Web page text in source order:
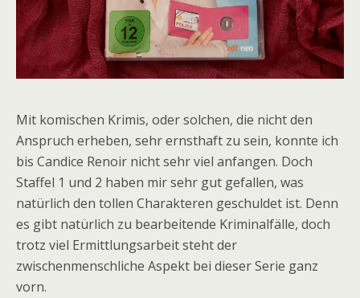
Mit komischen Krimis, oder solchen, die nicht den
Anspruch erheben, sehr ernsthaft zu sein, konnte ich
bis Candice Renoir nicht sehr viel anfangen. Doch
Staffel 1 und 2 haben mir sehr gut gefallen, was
natürlich den tollen Charakteren geschuldet ist. Denn
es gibt natürlich zu bearbeitende Kriminalfälle, doch
trotz viel Ermittlungsarbeit steht der
zwischenmenschliche Aspekt bei dieser Serie ganz
vorn.